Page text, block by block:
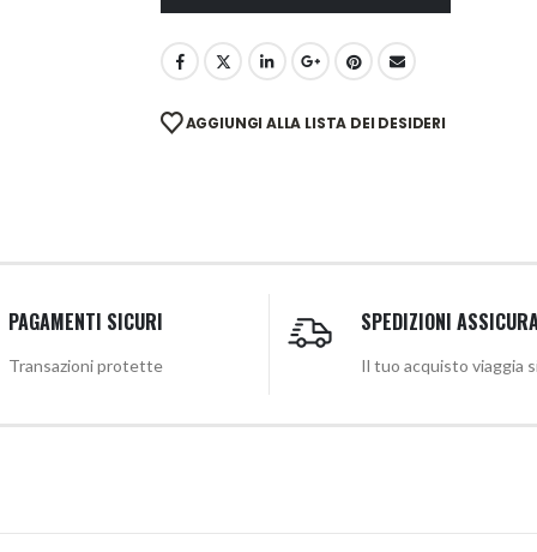
AGGIUNGI ALLA LISTA DEI DESIDERI
PAGAMENTI SICURI
Transazioni protette
SPEDIZIONI
Il tuo acquisto viaggia